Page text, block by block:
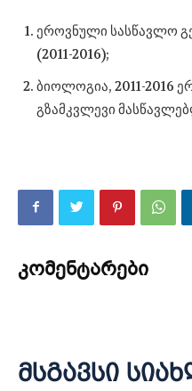
ეროვნული სასწავლო
(2011-2016);
ბიოლოგია, 2011-2016
გზამკვლევი
კომენტარები
მსგავსი